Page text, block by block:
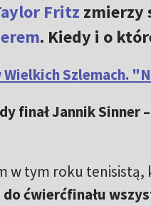
Fritz zmierzy
. Kiedy i o
Wielkich Szlemach.
finał Jannik Sinner
w tym roku tenisistą,
do ćwierćfinału